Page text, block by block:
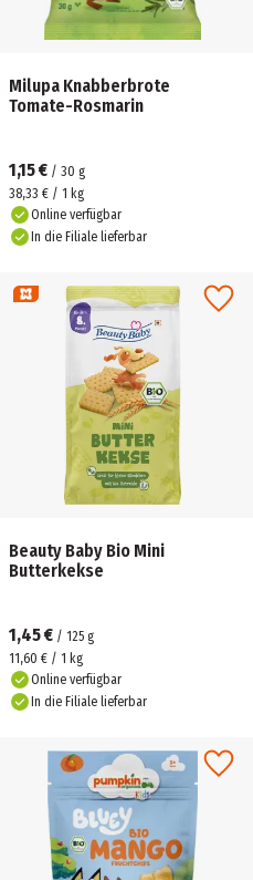
Milupa Knabberbrote
Tomate-Rosmarin
1,15 € / 30 g
38,33 € / 1 kg
Online verfügbar
In die Filiale lieferbar
Beauty Baby Bio Mini
Butterkekse
1,45 € / 125 g
11,60 € / 1 kg
Online verfügbar
In die Filiale lieferbar